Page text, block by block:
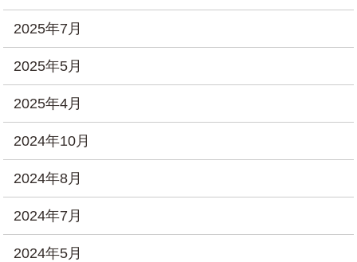
2025年7月
2025年5月
2025年4月
2024年10月
2024年8月
2024年7月
2024年5月